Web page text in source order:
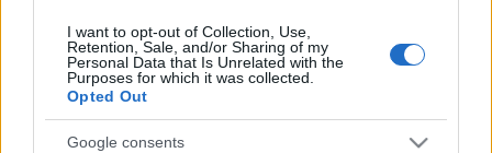
I want to opt-out of Collection, Use,
Retention, Sale, and/or Sharing of my
Personal Data that Is Unrelated with the
Purposes for which it was collected.
Opted Out
Google consents